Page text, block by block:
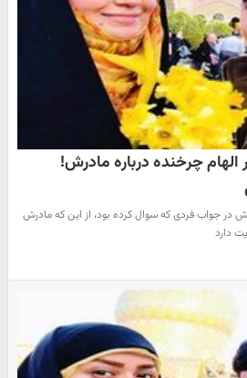
چرخنده درباره مادرش!
در جواب فردی که سوال کرده بود، از این که مادرش
دارد